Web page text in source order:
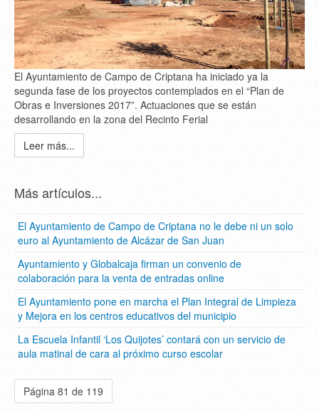
El Ayuntamiento de Campo de Criptana ha iniciado ya la
segunda fase de los proyectos contemplados en el “Plan de
Obras e Inversiones 2017”. Actuaciones que se están
desarrollando en la zona del Recinto Ferial
Leer más...
Más artículos...
El Ayuntamiento de Campo de Criptana no le debe ni un solo
euro al Ayuntamiento de Alcázar de San Juan
Ayuntamiento y Globalcaja firman un convenio de
colaboración para la venta de entradas online
El Ayuntamiento pone en marcha el Plan Integral de Limpieza
y Mejora en los centros educativos del municipio
La Escuela Infantil ‘Los Quijotes’ contará con un servicio de
aula matinal de cara al próximo curso escolar
Página 81 de 119